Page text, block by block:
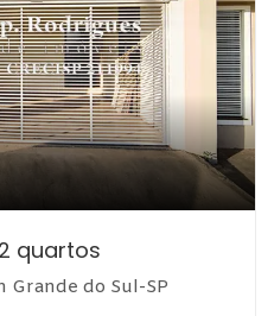
quartos
Grande do Sul-SP